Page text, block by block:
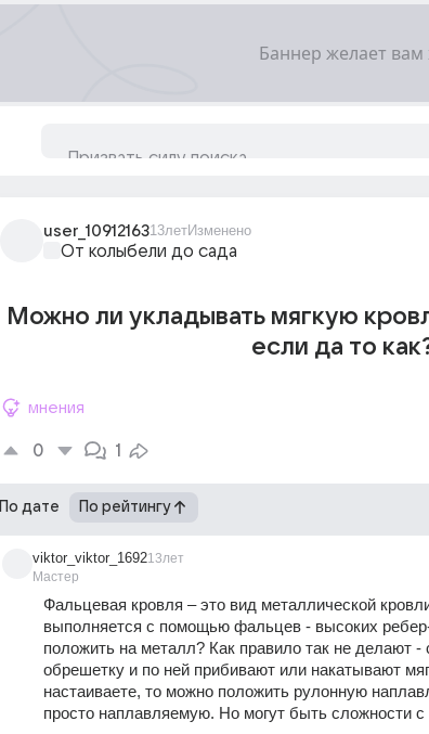
user_1091216313летИзменено
От колыбели до сада
Можно ли укладывать мягкую
если да то
мнения
0 1
По дате По рейтингу
viktor_viktor_1692
Мастер
13лет
Фальцевая кровля – это вид металлической
выполняется с помощью фальцев - высоких
положить на металл? Как правило так не
обрешетку и по ней прибивают или накатывают
настаиваете, то можно положить рулонную
просто наплавляемую. Но могут быть сложности с